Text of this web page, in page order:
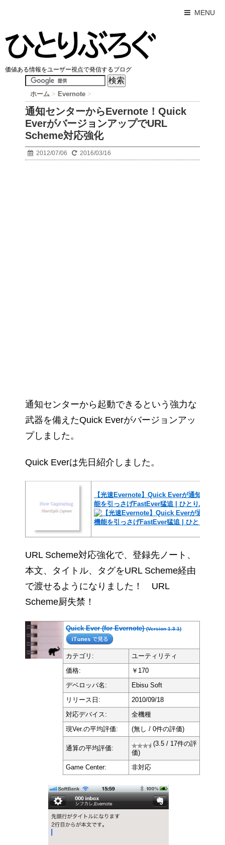
MENU
価値ある情報をユーザー視点で発信するブログ
ホーム > Evernote >
通知センターからEvernote！Quick
EverがバージョンアップでURL
Scheme対応強化
2012/07/06 2016/03/16
通知センターから起動できるという強力な
武器を備えたQuick Everがバージョンアッ
プしました。
Quick Everは先日紹介しました。
【光速Evernote】Quick Everが通知センタ
能を引っさげFastEver猛追 | ひとりぶろぐ
URL Scheme対応強化で、登録先ノート、
本文、タイトル、タグをURL Scheme経由
で渡せるようになりました！ URL
Scheme厨失禁！
Quick Ever (for Evernote) (Version 1.3.1)
カテゴリ:
ユーティリティ
価格:
￥170
デベロッパ名:
Ebisu Soft
リリース日:
2010/09/18
対応デバイス:
全機種
現Ver.の平均評価:
(無し / 0件の評価)
通算の平均評価:
(3.5 / 17件の評
価)
Game Center:
非対応